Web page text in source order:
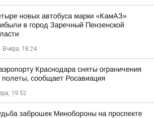
новых автобуса марки «КамАЗ»
в город Заречный Пензенской
Вчера, 18:24
Краснодара сняты ограничения
полеты, сообщает Росавиация
19:52
заброшек Минобороны на проспекте